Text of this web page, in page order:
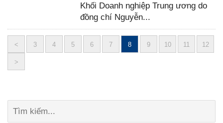
Khối Doanh nghiệp Trung ương do
đồng chí Nguyễn...
Posts
navigation
< 3 4 5 6 7 8 9 10 11 12
>
Tìm
kiếm: